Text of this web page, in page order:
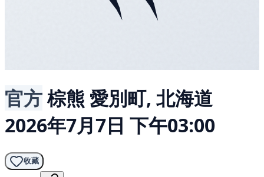
官方棕熊 愛別町, 北海道
2026年7月7日 下午03:00
收藏